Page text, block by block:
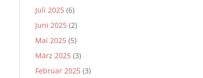
Juli 2025 (6)
Juni 2025 (2)
Mai 2025 (5)
März 2025 (3)
Februar 2025 (3)